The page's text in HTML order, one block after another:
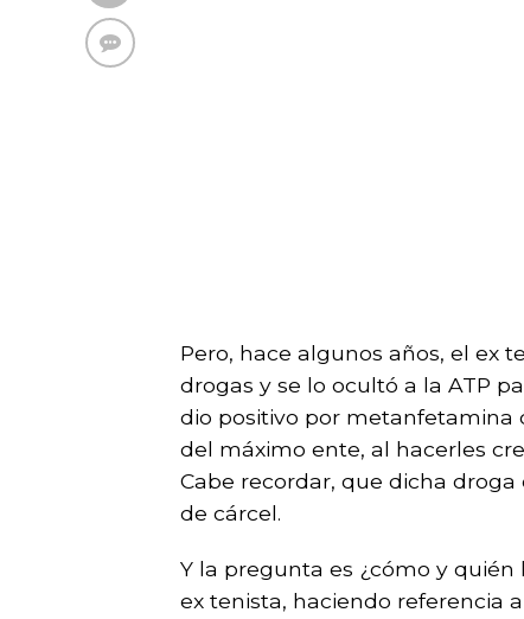
Pero, hace algunos años, el ex
drogas y se lo ocultó a la ATP
dio positivo por metanfetamina
del máximo ente, al hacerles
Cabe recordar, que dicha
de cárcel.
Y la pregunta es ¿cómo y
ex tenista, haciendo referencia